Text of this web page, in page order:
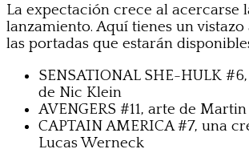
La expectación crece al acercarse
lanzamiento. Aquí tienes un vistazo
las portadas que estarán
SENSATIONAL SHE-HULK
de Nic Klein
AVENGERS #11, arte de
CAPTAIN AMERICA #7, una
Lucas Werneck